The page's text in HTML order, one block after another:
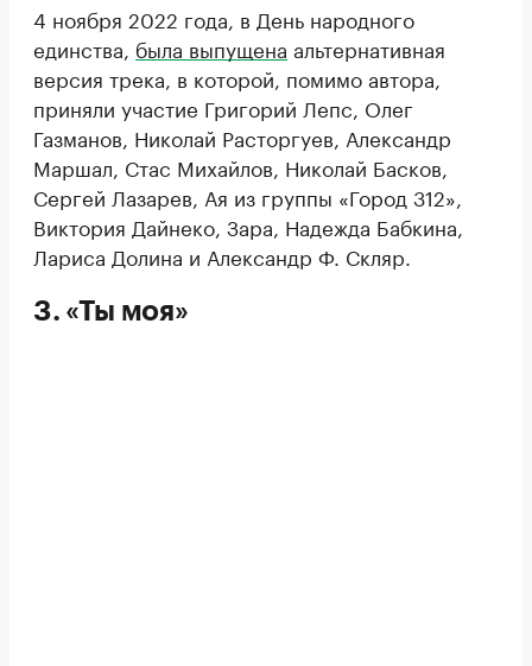
4 ноября 2022 года, в День народного
единства, была выпущена альтернативная
версия трека, в которой, помимо автора,
приняли участие Григорий Лепс, Олег
Газманов, Николай Расторгуев, Александр
Маршал, Стас Михайлов, Николай Басков,
Сергей Лазарев, Ая из группы «Город 312»,
Виктория Дайнеко, Зара, Надежда Бабкина,
Лариса Долина и Александр Ф. Скляр.
3. «Ты моя»